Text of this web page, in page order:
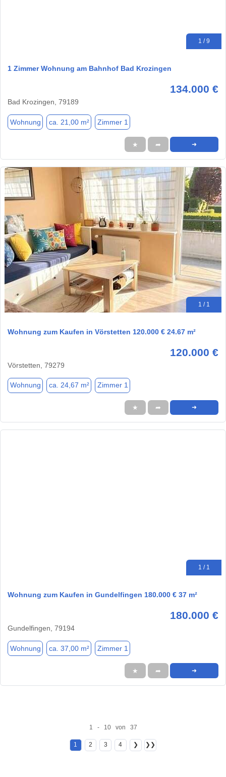
1 / 9
1 Zimmer Wohnung am Bahnhof Bad Krozingen
134.000 €
Bad Krozingen, 79189
Wohnung ca. 21,00 m² Zimmer 1
★ ➦ ➜
1 / 1
Wohnung zum Kaufen in Vörstetten 120.000 € 24.67 m²
120.000 €
Vörstetten, 79279
Wohnung ca. 24,67 m² Zimmer 1
★ ➦ ➜
1 / 1
Wohnung zum Kaufen in Gundelfingen 180.000 € 37 m²
180.000 €
Gundelfingen, 79194
Wohnung ca. 37,00 m² Zimmer 1
★ ➦ ➜
1 - 10 von 37
1 2 3 4 ❯ ❯❯